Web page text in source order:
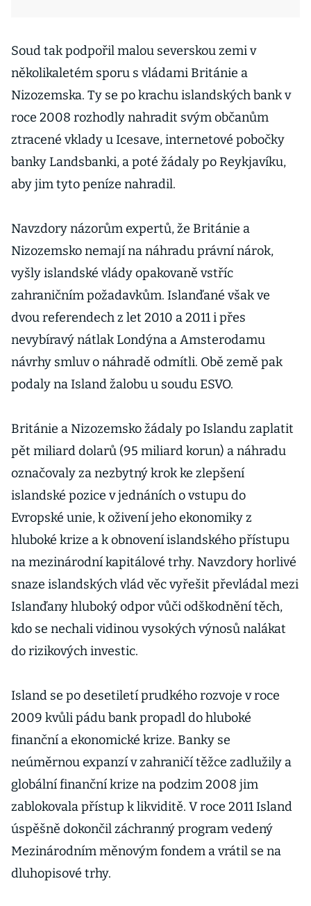
Soud tak podpořil malou severskou zemi v
několikaletém sporu s vládami Británie a
Nizozemska. Ty se po krachu islandských bank v
roce 2008 rozhodly nahradit svým občanům
ztracené vklady u Icesave, internetové pobočky
banky Landsbanki, a poté žádaly po Reykjavíku,
aby jim tyto peníze nahradil.
Navzdory názorům expertů, že Británie a
Nizozemsko nemají na náhradu právní nárok,
vyšly islandské vlády opakovaně vstříc
zahraničním požadavkům. Islanďané však ve
dvou referendech z let 2010 a 2011 i přes
nevybíravý nátlak Londýna a Amsterodamu
návrhy smluv o náhradě odmítli. Obě země pak
podaly na Island žalobu u soudu ESVO.
Británie a Nizozemsko žádaly po Islandu zaplatit
pět miliard dolarů (95 miliard korun) a náhradu
označovaly za nezbytný krok ke zlepšení
islandské pozice v jednáních o vstupu do
Evropské unie, k oživení jeho ekonomiky z
hluboké krize a k obnovení islandského přístupu
na mezinárodní kapitálové trhy. Navzdory horlivé
snaze islandských vlád věc vyřešit převládal mezi
Islanďany hluboký odpor vůči odškodnění těch,
kdo se nechali vidinou vysokých výnosů nalákat
do rizikových investic.
Island se po desetiletí prudkého rozvoje v roce
2009 kvůli pádu bank propadl do hluboké
finanční a ekonomické krize. Banky se
neúměrnou expanzí v zahraničí těžce zadlužily a
globální finanční krize na podzim 2008 jim
zablokovala přístup k likviditě. V roce 2011 Island
úspěšně dokončil záchranný program vedený
Mezinárodním měnovým fondem a vrátil se na
dluhopisové trhy.